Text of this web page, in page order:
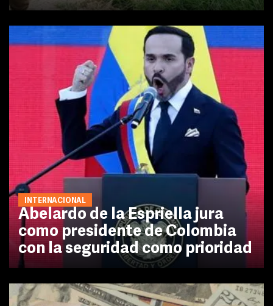
INTERNACIONAL
Abelardo de la Espriella jura
como presidente de Colombia
con la seguridad como prioridad